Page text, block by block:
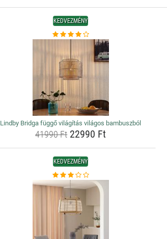
KEDVEZMÉNY
Lindby Bridga függő világítás világos bambuszból
41990 Ft22990 Ft
KEDVEZMÉNY